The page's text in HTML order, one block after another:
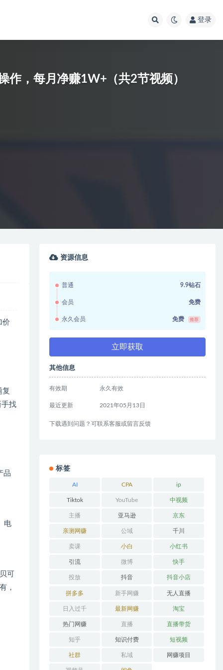
登录
作，每月净赚1W+（共2节视频）
价
找
品
电
可
，
资源信息
普通 9.9钻石
会员 免费
永久会员 免费 推荐
立即获取
其他信息
有效期 永久有效
最近更新 2021年05月13日
下载遇到问题？可联系客服或留言反馈
标签
AI CPA ip
Tiktok YouTube 中视频
主播 亚马逊 京东
亲测网赚 公域 千川
卖课 小白 小红书
引流 微博 快手
投放 抖音 抖音小店
拼多多 新手网赚 无人直播
日入过千 最新网赚 淘宝
热门网赚 直播 直播带货
知乎 知识付费 短视频
社群 私域 网赚项目